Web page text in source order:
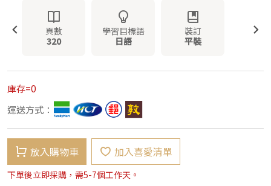
頁數
320
學習目標語
日語
裝訂
平裝
庫存=0
運送方式：
放入購物車 加入喜愛清單
下單後立即採購，需5-7個工作天。